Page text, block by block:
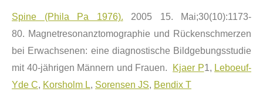
Spine (Phila Pa 1976). 2005 15. Mai;30(10):1173-
80. Magnetresonanztomographie und Rückenschmerzen
bei Erwachsenen: eine diagnostische Bildgebungsstudie
mit 40-jährigen Männern und Frauen. Kjaer P1, Leboeuf-
Yde C, Korsholm L, Sorensen JS, Bendix T